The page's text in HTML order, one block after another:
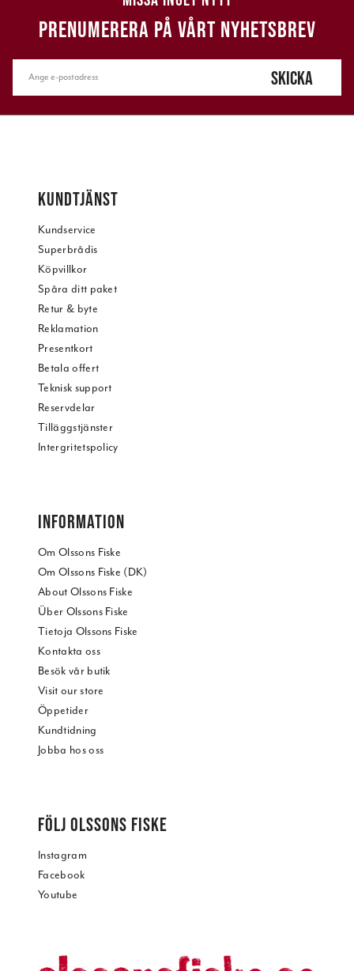
PRENUMERERA PÅ VÅRT NYHETSBREV
SKICKA
KUNDTJÄNST
Kundservice
Superbrådis
Köpvillkor
Spåra ditt paket
Retur & byte
Reklamation
Presentkort
Betala offert
Teknisk support
Reservdelar
Tilläggstjänster
Intergritetspolicy
INFORMATION
Om Olssons Fiske
Om Olssons Fiske (DK)
About Olssons Fiske
Über Olssons Fiske
Tietoja Olssons Fiske
Kontakta oss
Besök vår butik
Visit our store
Öppetider
Kundtidning
Jobba hos oss
FÖLJ OLSSONS FISKE
Instagram
Facebook
Youtube